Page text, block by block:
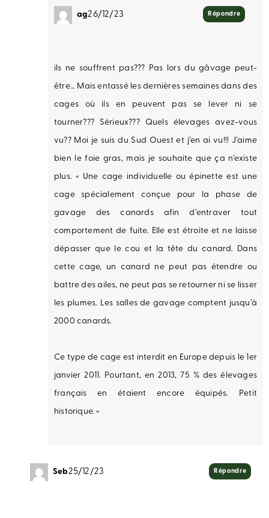
ag26/12/23
ils ne souffrent pas??? Pas lors du gâvage peut-
être… Mais entassé les dernières semaines dans des
cages où ils en peuvent pas se lever ni se
tourner??? Sérieux??? Quels élevages avez-vous
vu?? Moi je suis du Sud Ouest et j’en ai vu!!! J’aime
bien le foie gras, mais je souhaite que ça n’existe
plus. « Une cage individuelle ou épinette est une
cage spécialement conçue pour la phase de
gavage des canards afin d’entraver tout
comportement de fuite. Elle est étroite et ne laisse
dépasser que le cou et la tête du canard. Dans
cette cage, un canard ne peut pas étendre ou
battre des ailes, ne peut pas se retourner ni se lisser
les plumes. Les salles de gavage comptent jusqu’à
2000 canards.
Ce type de cage est interdit en Europe depuis le 1er
janvier 2011. Pourtant, en 2013, 75 % des élevages
français en étaient encore équipés. Petit
historique. »
Répondre
Seb25/12/23 Répondre